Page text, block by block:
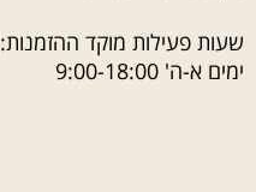
שעות פעילות מוקד ההזמנות:
ימים א-ה' 9:00-18:00